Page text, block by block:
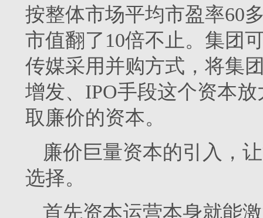
按整体市场平均市盈率60
市值翻了10倍不止。集团
传媒采用并购方式，将集
增发、IPO手段这个资本
取廉价的资本。
廉价巨量资本的引入，
选择。
首先资本运营本身就能